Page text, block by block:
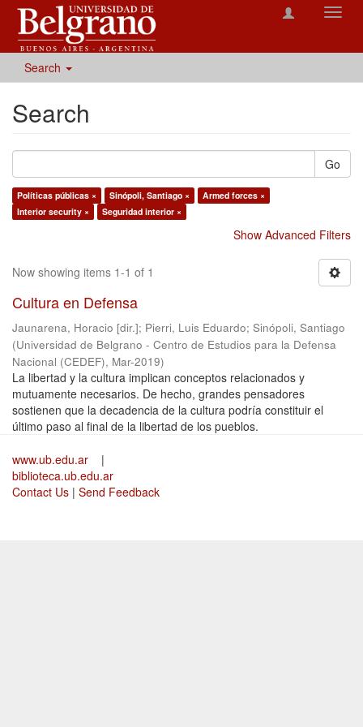
Search
Search
Go
Políticas públicas × Sinópoli, Santiago ×
Armed forces ×
Interior security ×
Seguridad interior ×
Show Advanced Filters
Now showing items 1-1 of 1
Cultura en Defensa
Jaunarena, Horacio [dir.]; Pierri, Luis Eduardo; Sinópoli, Santiago
(Universidad de Belgrano - Centro de Estudios para la Defensa
Nacional (CEDEF), Mar-2019)
La libertad y la cultura implican conceptos relacionados y
mutuamente necesarios. De hecho, grandes pensadores
sostienen que la decadencia de la cultura podría constituir el
último paso al final de la libertad de los pueblos.
www.ub.edu.ar
|
biblioteca.ub.edu.ar
Contact Us | Send Feedback